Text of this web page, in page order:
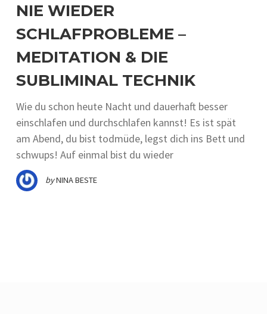
NIE WIEDER
SCHLAFPROBLEME –
MEDITATION & DIE
SUBLIMINAL TECHNIK
Wie du schon heute Nacht und dauerhaft besser
einschlafen und durchschlafen kannst! Es ist spät
am Abend, du bist todmüde, legst dich ins Bett und
schwups! Auf einmal bist du wieder
byNINA BESTE